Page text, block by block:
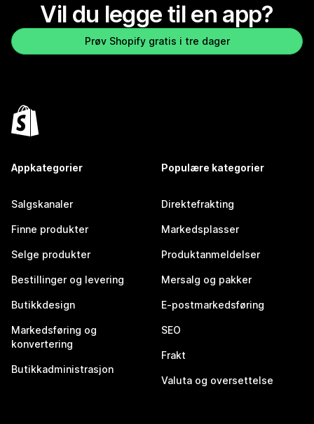
Vil du legge til en app?
Prøv Shopify gratis i tre dager
Appkategorier
Salgskanaler
Finne produkter
Selge produkter
Bestillinger og levering
Butikkdesign
Markedsføring og
konvertering
Butikkadministrasjon
Populære kategorier
Direktefrakting
Markedsplasser
Produktanmeldelser
Mersalg og pakker
E-postmarkedsføring
SEO
Frakt
Valuta og oversettelse